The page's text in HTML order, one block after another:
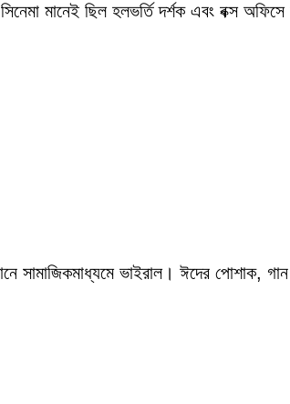
মানেই ছিল হলভর্তি দর্শক এবং বক্স
সামাজিকমাধ্যমে ভাইরাল। ঈদের পোশাক, গান